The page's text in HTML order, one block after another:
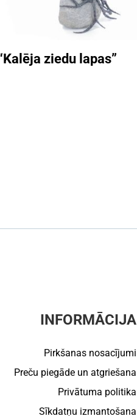
ziedu lapas”
INFORMĀCIJA
Pirkšanas nosacījumi
Preču piegāde un atgriešana
Privātuma politika
Sīkdatņu izmantošana